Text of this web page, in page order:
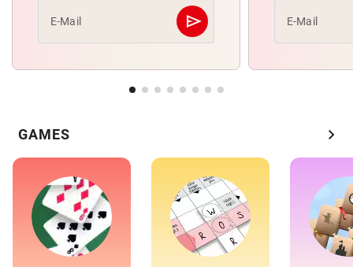
E-Mail send
Abschicken E-Mail
GAMES chevron_right